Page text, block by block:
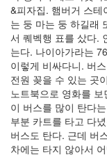
&피자집. 햄버거 스테
는 둥 마는 둥 하길래
서 퀘벡행 표를 샀다.
는다. 나이아가라는
이렇게 비싸다니. 버
전원 꽂을 수 있는 곳
노트북으로 영화를
이 버스를 많이 탄다
부분 카트를 타고 다
버스도 탄다. 근데 버
차에는 타지 않아서